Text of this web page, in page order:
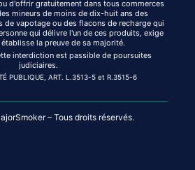
d'offrir gratuitement dans tous commerces
mineurs de moins de dix-huit ans des
vapotage ou des flacons de recharge qui
qui délivre l'un de ces produits, exige
la preuve de sa majorité.
interdiction est passible de poursuites
judiciaires.
PUBLIQUE, ART. L.3513-5 et R.3515-6
– Tous droits réservés.